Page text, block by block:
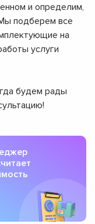
и определим,
подберем все
на
услуги
будем рады